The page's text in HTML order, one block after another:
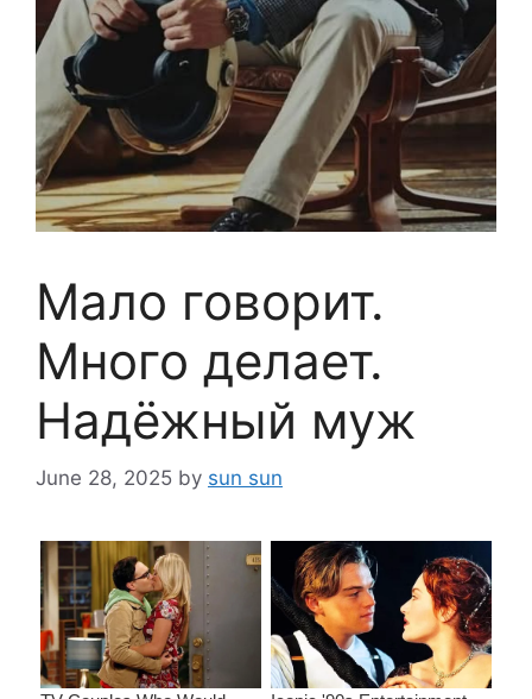
Мало говорит.
Много делает.
Надёжный муж
June 28, 2025 by sun sun